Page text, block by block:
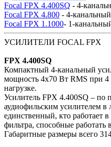
Focal FPX 4.400SQ - 4-
Focal FPX 4.800 - 4-
Focal FPX 1.1000- 1-
УСИЛИТЕЛИ FOCAL FPX
FPX 4.400SQ
Компактный 4-канальный
мощность 4х70 Вт RMS при
нагрузке.
Усилитель FPX 4.400SQ – по
аудиофильским усилителем в
единственный, кто работает
фильтра, способные
Габаритные размеры всего